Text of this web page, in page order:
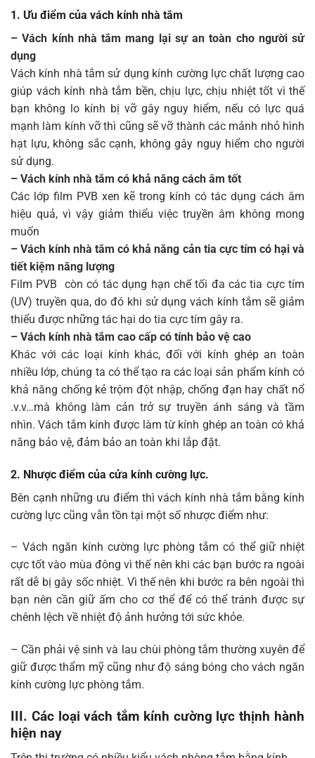
1. Ưu điểm của vách kính nhà tắm
– Vách kính nhà tắm mang lại sự an toàn cho người sử
dụng
Vách kính nhà tắm sử dụng kính cường lực chất lượng cao
giúp vách kính nhà tắm bền, chịu lực, chịu nhiệt tốt vì thế
bạn không lo kính bị vỡ gây nguy hiểm, nếu có lực quá
mạnh làm kính vỡ thì cũng sẽ vỡ thành các mảnh nhỏ hình
hạt lựu, không sắc cạnh, không gây nguy hiểm cho người
sử dụng.
– Vách kính nhà tắm có khả năng cách âm tốt
Các lớp film PVB xen kẽ trong kính có tác dụng cách âm
hiệu quả, vì vậy giảm thiểu việc truyền âm không mong
muốn
– Vách kính nhà tắm có khả năng cản tia cực tím có hại và
tiết kiệm năng lượng
Film PVB còn có tác dụng hạn chế tối đa các tia cực tím
(UV) truyền qua, do đó khi sử dụng vách kính tắm sẽ giảm
thiểu được những tác hại do tia cực tím gây ra.
– Vách kính nhà tắm cao cấp có tính bảo vệ cao
Khác với các loại kính khác, đối với kính ghép an toàn
nhiều lớp, chúng ta có thể tạo ra các loại sản phẩm kính có
khả năng chống kẻ trộm đột nhập, chống đạn hay chất nổ
.v.v…mà không làm cản trở sự truyền ánh sáng và tầm
nhìn. Vách tắm kính được làm từ kính ghép an toàn có khả
năng bảo vệ, đảm bảo an toàn khi lắp đặt.
2. Nhược điểm của cửa kính cường lực.
Bên cạnh những ưu điểm thì vách kính nhà tắm bằng kính
cường lực cũng vẫn tồn tại một số nhược điểm như:
– Vách ngăn kính cường lực phòng tắm có thể giữ nhiệt
cực tốt vào mùa đông vì thế nên khi các bạn bước ra ngoài
rất dễ bị gây sốc nhiệt. Vì thế nên khi bước ra bên ngoài thì
bạn nên cần giữ ấm cho cơ thể để có thể tránh được sự
chênh lệch về nhiệt độ ảnh hưởng tới sức khỏe.
– Cần phải vệ sinh và lau chùi phòng tắm thường xuyên để
giữ được thẩm mỹ cũng như độ sáng bóng cho vách ngăn
kính cường lực phòng tắm.
III. Các loại vách tắm kính cường lực thịnh hành
hiện nay